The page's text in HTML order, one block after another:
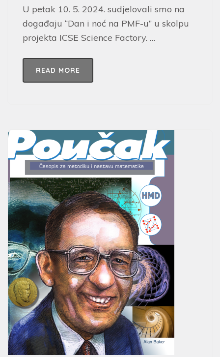
U petak 10. 5. 2024. sudjelovali smo na
događaju “Dan i noć na PMF-u” u skolpu
projekta ICSE Science Factory. …
READ MORE